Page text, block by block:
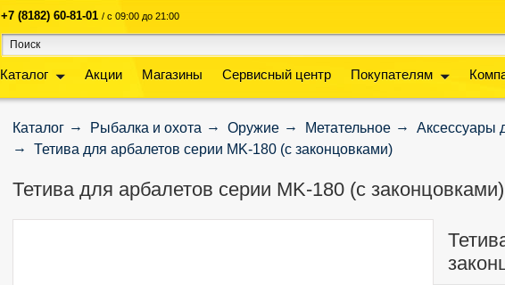
+7 (8182) 60-81-01 / с 09:00 до 21:00
Каталог Акции Магазины Сервисный центр Покупателям
Каталог Рыбалка и охота Оружие Метательное
Аксессуары
Тетива для арбалетов серии MK-180 (с законцовками)
Тетива для арбалетов серии MK-180 (с законцовками)